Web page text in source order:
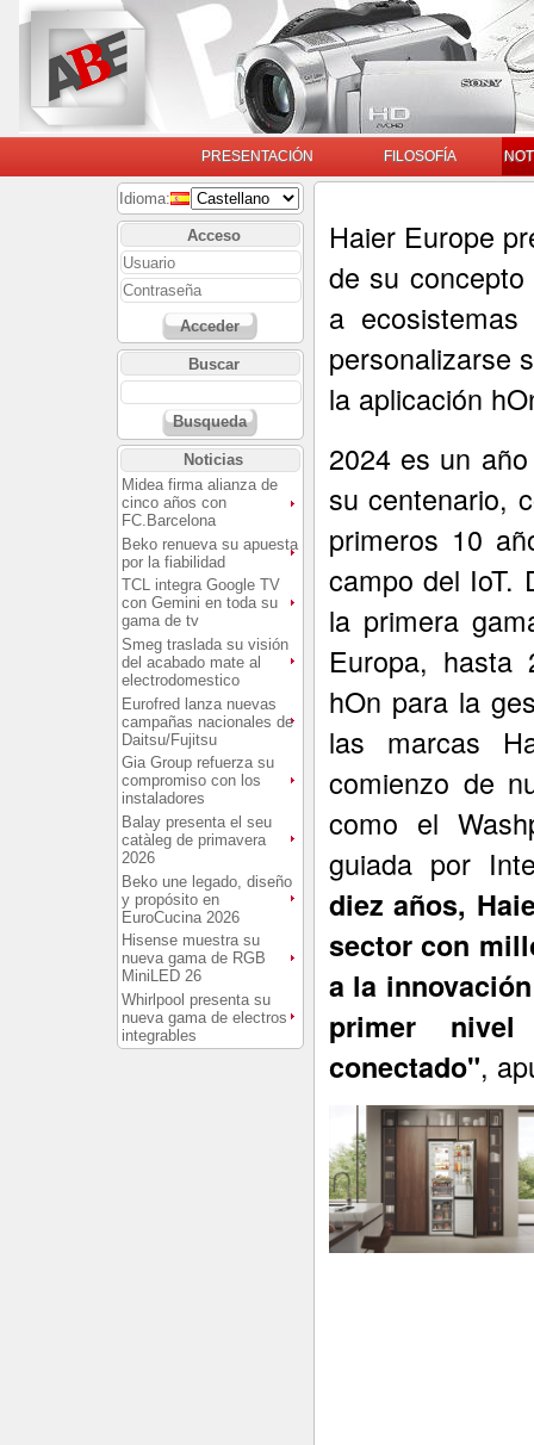
PRESENTACIÓN FILOSOFÍA
Idioma:
Acceso
Acceder
Buscar
Busqueda
Noticias
Midea firma alianza de
cinco años con
FC.Barcelona
Beko renueva su apuesta
por la fiabilidad
TCL integra Google TV
con Gemini en toda su
gama de tv
Smeg traslada su visión
del acabado mate al
electrodomestico
Eurofred lanza nuevas
campañas nacionales de
Daitsu/Fujitsu
Gia Group refuerza su
compromiso con los
instaladores
Balay presenta el seu
catàleg de primavera
2026
Beko une legado, diseño
y propósito en
EuroCucina 2026
Hisense muestra su
nueva gama de RGB
MiniLED 26
Whirlpool presenta su
nueva gama de electros
integrables
Haier Europe
de su
a
personalizarse
la aplicación
2024 es un
su centenario,
primeros 10
campo del IoT.
la primera
Europa, hasta
hOn para la
las marcas
comienzo de
como el
guiada por
diez años,
sector con
a la
primer
conectado",